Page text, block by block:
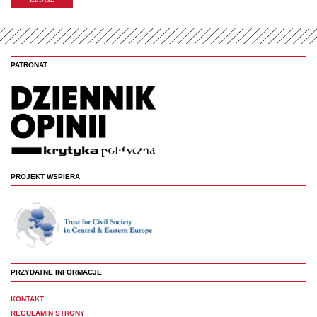
PATRONAT
PROJEKT WSPIERA
PRZYDATNE INFORMACJE
KONTAKT
REGULAMIN STRONY